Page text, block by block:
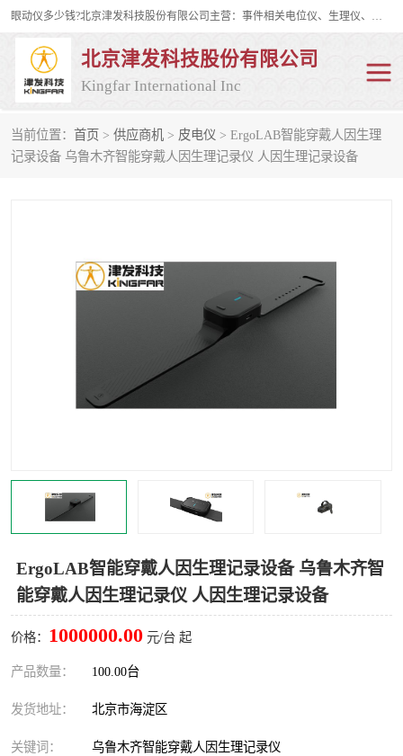
眼动仪多少钱?北京津发科技股份有限公司主营：事件相关电位仪、生理仪、肌电仪、脑电仪、皮电仪、眼动仪；是国家级高新技术企业、科技部认定的科技型中小企业和中关村高新技术企业，具备保密资格，具备自主进出口经营权；自主研发技术、产品与服务荣获多项省部级科学技术奖励、国家发明专利、国家软件著作权和省部级新技术新产品（服务）认证。
北京津发科技股份有限公司
Kingfar International Inc
当前位置： 首页 > 供应商机 > 皮电仪 > ErgoLAB智能穿戴人因生理
记录设备 乌鲁木齐智能穿戴人因生理记录仪 人因生理记录设备
ErgoLAB智能穿戴人因生理记录设备 乌鲁木齐智
能穿戴人因生理记录仪 人因生理记录设备
价格： 1000000.00 元/台 起
产品数量： 100.00台
发货地址： 北京市海淀区
关键词： 乌鲁木齐智能穿戴人因生理记录仪
皮电仪 脑电仪
行为观察与表情分析 动作捕捉与生物力学
人机交互实验室
神经营销与消费行为实验